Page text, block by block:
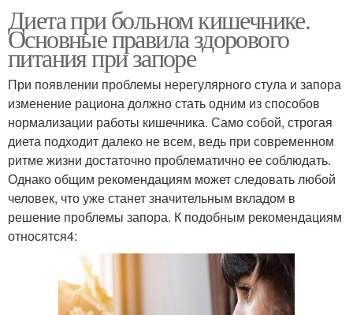
Диета при больном кишечнике.
Основные правила здорового
питания при запоре
При появлении проблемы нерегулярного стула и запора
изменение рациона должно стать одним из способов
нормализации работы кишечника. Само собой, строгая
диета подходит далеко не всем, ведь при современном
ритме жизни достаточно проблематично ее соблюдать.
Однако общим рекомендациям может следовать любой
человек, что уже станет значительным вкладом в
решение проблемы запора. К подобным рекомендациям
относятся4: